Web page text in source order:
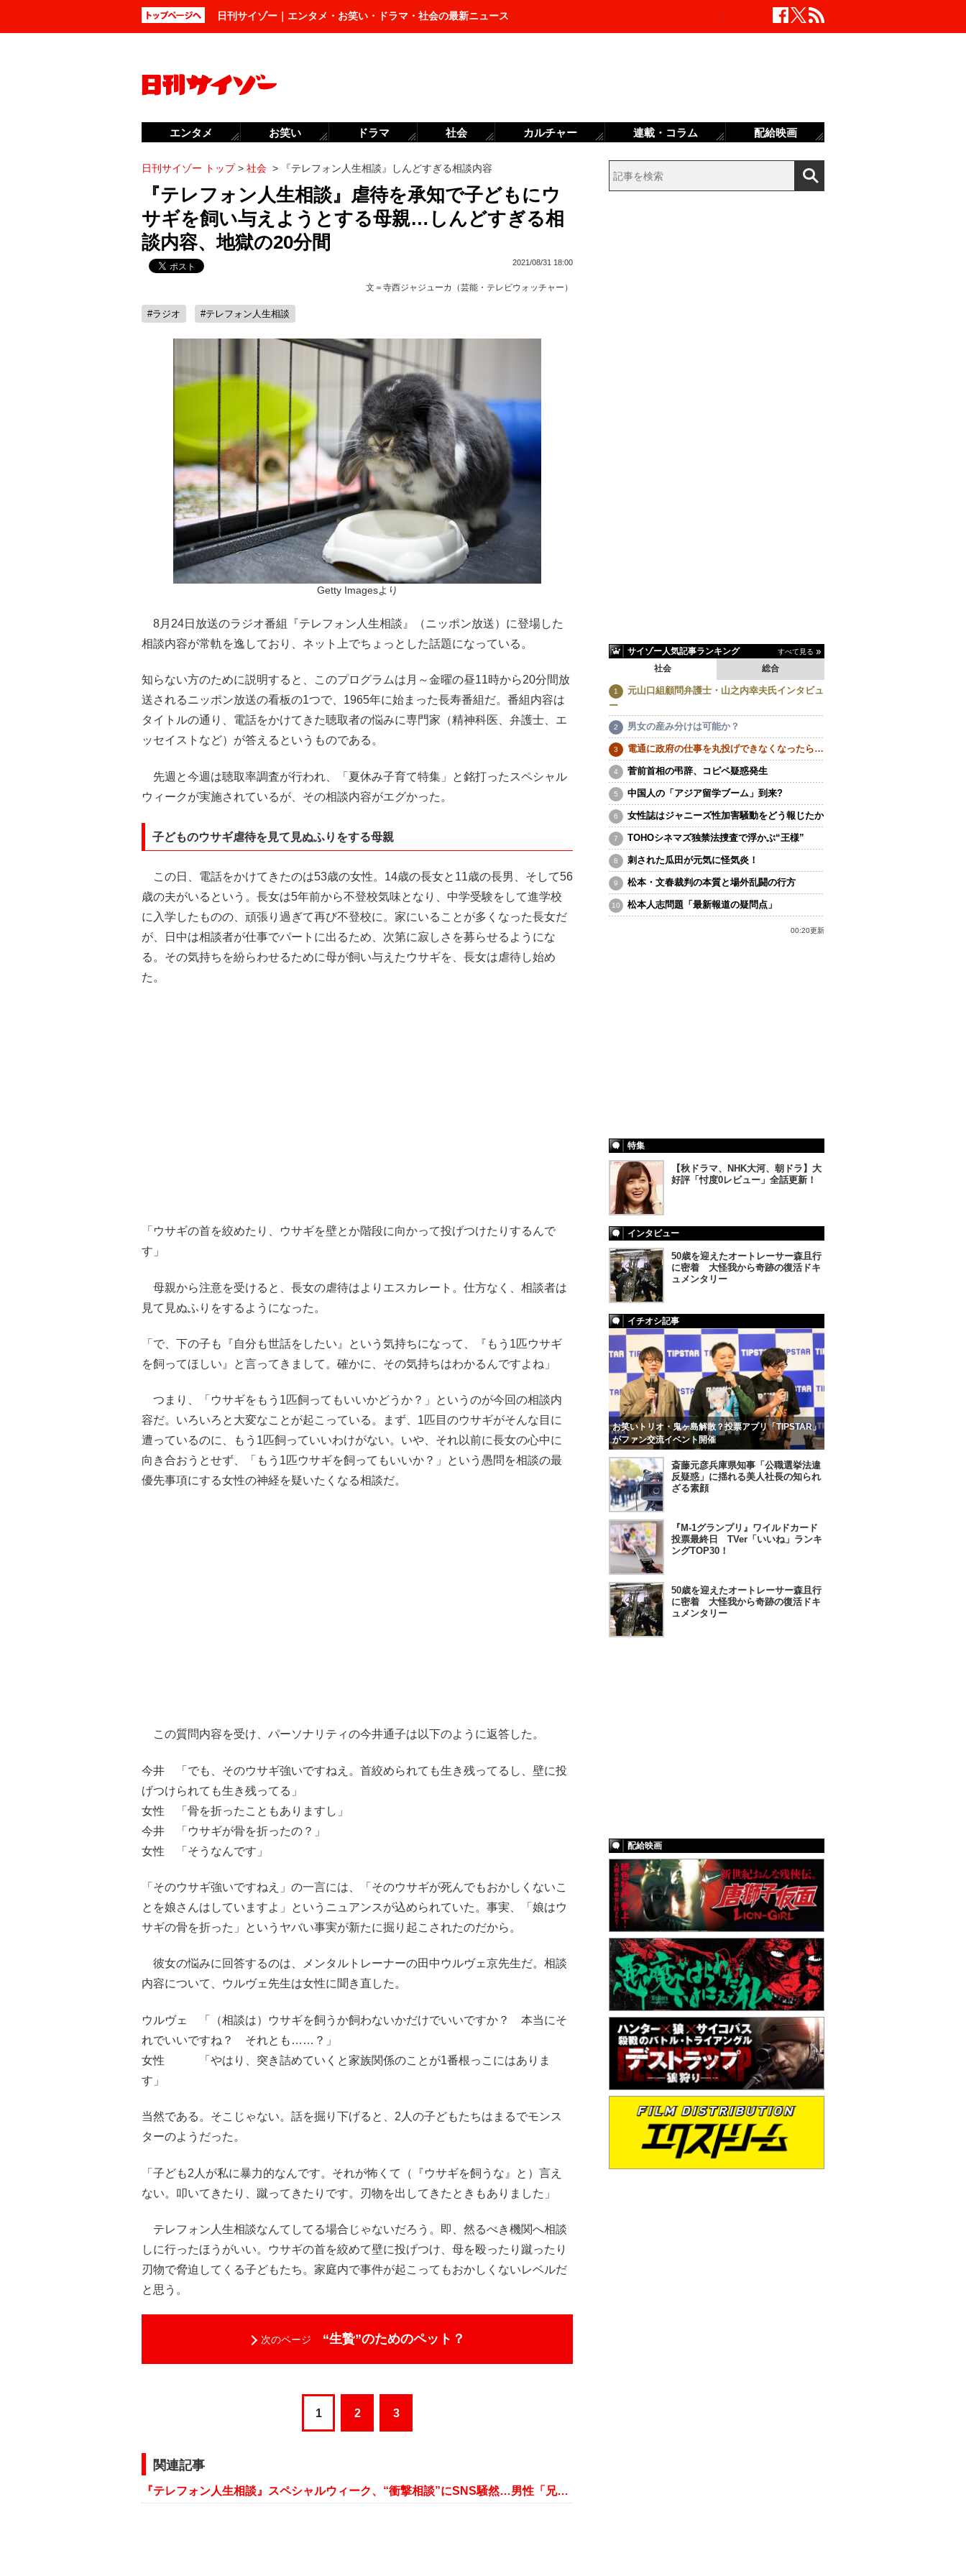
日刊サイゾー｜エンタメ・お笑い・ドラマ・社会の最新ニュース
日刊サイゾー トップ> 社会 > 『テレフォン人生相談』しんどすぎる相談内容
『テレフォン人生相談』虐待を承知で子どもにウ
サギを飼い与えようとする母親…しんどすぎる相
談内容、地獄の20分間
2021/08/31 18:00
文＝ 寺西ジャジューカ（芸能・テレビウォッチャー）
#ラジオ #テレフォン人生相談
Getty Imagesより
8月24日放送のラジオ番組『テレフォン人生相談』（ニッポン放送）に登場した
相談内容が常軌を逸しており、ネット上でちょっとした話題になっている。
知らない方のために説明すると、このプログラムは月～金曜の昼11時から20分間放
送されるニッポン放送の看板の1つで、1965年に始まった長寿番組だ。番組内容は
タイトルの通り、電話をかけてきた聴取者の悩みに専門家（精神科医、弁護士、エ
ッセイストなど）が答えるというものである。
先週と今週は聴取率調査が行われ、「夏休み子育て特集」と銘打ったスペシャル
ウィークが実施されているが、その相談内容がエグかった。
子どものウサギ虐待を見て見ぬふりをする母親
この日、電話をかけてきたのは53歳の女性。14歳の長女と11歳の長男、そして56
歳の夫がいるという。長女は5年前から不登校気味となり、中学受験をして進学校
に入学したものの、頑張り過ぎて再び不登校に。家にいることが多くなった長女だ
が、日中は相談者が仕事でパートに出るため、次第に寂しさを募らせるようにな
る。その気持ちを紛らわせるために母が飼い与えたウサギを、長女は虐待し始め
た。
「ウサギの首を絞めたり、ウサギを壁とか階段に向かって投げつけたりするんで
す」
母親から注意を受けると、長女の虐待はよりエスカレート。仕方なく、相談者は
見て見ぬふりをするようになった。
「で、下の子も『自分も世話をしたい』という気持ちになって、『もう1匹ウサギ
を飼ってほしい』と言ってきまして。確かに、その気持ちはわかるんですよね」
つまり、「ウサギをもう1匹飼ってもいいかどうか？」というのが今回の相談内
容だ。いろいろと大変なことが起こっている。まず、1匹目のウサギがそんな目に
遭っているのに、もう1匹飼っていいわけがない。いや、それ以前に長女の心中に
向き合おうとせず、「もう1匹ウサギを飼ってもいいか？」という愚問を相談の最
優先事項にする女性の神経を疑いたくなる相談だ。
この質問内容を受け、パーソナリティの今井通子は以下のように返答した。
今井 「でも、そのウサギ強いですねえ。首絞められても生き残ってるし、壁に投
げつけられても生き残ってる」
女性 「骨を折ったこともありますし」
今井 「ウサギが骨を折ったの？」
女性 「そうなんです」
「そのウサギ強いですねえ」の一言には、「そのウサギが死んでもおかしくないこ
とを娘さんはしていますよ」というニュアンスが込められていた。事実、「娘はウ
サギの骨を折った」というヤバい事実が新たに掘り起こされたのだから。
彼女の悩みに回答するのは、メンタルトレーナーの田中ウルヴェ京先生だ。相談
内容について、ウルヴェ先生は女性に聞き直した。
ウルヴェ 「（相談は）ウサギを飼うか飼わないかだけでいいですか？ 本当にそ
れでいいですね？ それとも……？」
女性 「やはり、突き詰めていくと家族関係のことが1番根っこにはありま
す」
当然である。そこじゃない。話を掘り下げると、2人の子どもたちはまるでモンス
ターのようだった。
「子ども2人が私に暴力的なんです。それが怖くて（『ウサギを飼うな』と）言え
ない。叩いてきたり、蹴ってきたりです。刃物を出してきたときもありました」
テレフォン人生相談なんてしてる場合じゃないだろう。即、然るべき機関へ相談
しに行ったほうがいい。ウサギの首を絞めて壁に投げつけ、母を殴ったり蹴ったり
刃物で脅迫してくる子どもたち。家庭内で事件が起こってもおかしくないレベルだ
と思う。
次のページ “生贄”のためのペット？
1 2 3
関連記事
『テレフォン人生相談』スペシャルウィーク、“衝撃相談”にSNS騒然…男性「兄妹なので相性も合うっていうか」
サイゾー人気記事ランキング すべて見る
社会 総合
元山口組顧問弁護士・山之内幸夫氏インタビュ
ー
男女の産み分けは可能か？
電通に政府の仕事を丸投げできなくなったら…
菅前首相の弔辞、コピペ疑惑発生
中国人の「アジア留学ブーム」到来?
女性誌はジャニーズ性加害騒動をどう報じたか
TOHOシネマズ独禁法捜査で浮かぶ“王様”
刺された瓜田が元気に怪気炎！
松本・文春裁判の本質と場外乱闘の行方
松本人志問題「最新報道の疑問点」
00:20更新
特集
【秋ドラマ、NHK大河、朝ドラ】大
好評「忖度0レビュー」全話更新！
インタビュー
50歳を迎えたオートレーサー森且行
に密着 大怪我から奇跡の復活ドキ
ュメンタリー
イチオシ記事
お笑いトリオ・鬼ヶ島解散？投票アプリ「TIPSTAR」
がファン交流イベント開催
斎藤元彦兵庫県知事「公職選挙法違
反疑惑」に揺れる美人社長の知られ
ざる素顔
『M-1グランプリ』ワイルドカード
投票最終日 TVer「いいね」ランキ
ングTOP30！
50歳を迎えたオートレーサー森且行
に密着 大怪我から奇跡の復活ドキ
ュメンタリー
配給映画
エンタメ お笑い ドラマ 社会 カルチャー 連載・コラム 配給映画